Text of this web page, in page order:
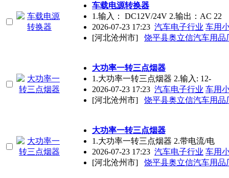
车载电源转换器
1.输入： DC12V/24V 2.输出：AC 22
2026-07-23 17:23 汽车电子行业 车用
[河北沧州市]
饶平县奥立信汽车用品
大功率一转三点烟器
1.大功率一转三点烟器 2.输入: 12-
2026-07-23 17:23 汽车电子行业 车用
[河北沧州市]
饶平县奥立信汽车用品
大功率一转三点烟器
1.大功率一转三点烟器 2.带电流/电
2026-07-23 17:23 汽车电子行业 车用
[河北沧州市]
饶平县奥立信汽车用品